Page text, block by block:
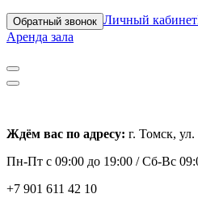
Обратный звонок Личный кабинет
Аренда зала
Ждём вас по адресу: г. Томск,
Пн-Пт с 09:00 до 19:00 /Сб-Вс
+7 901 611 42 10